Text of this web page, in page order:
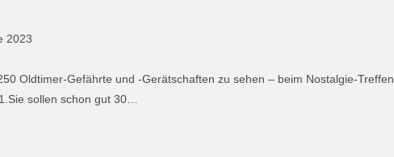
2023
Oldtimer-Gefährte und -Gerätschaften zu sehen – beim Nostalgie-Treffen.
sollen schon gut 30…